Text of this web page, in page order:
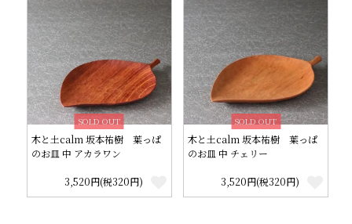
SOLD OUT
木と土calm 坂本祐樹 葉っぱ
のお皿 中 アカラワン
3,520円(税320円)
SOLD OUT
木と土calm 坂本祐樹 葉っぱ
のお皿 中 チェリー
3,520円(税320円)